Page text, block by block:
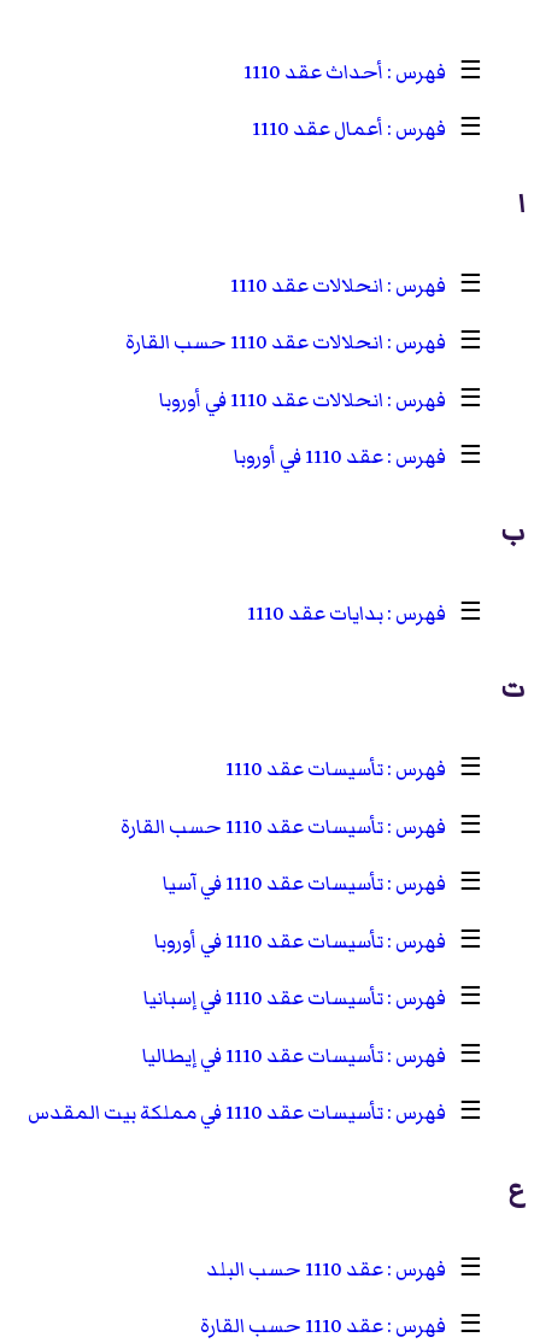
☰
أحداث عقد 1110
☰
أعمال عقد 1110
ا
☰
انحلالات عقد 1110
☰
انحلالات عقد 1110 حسب القارة
☰
انحلالات عقد 1110 في أوروبا
☰
عقد 1110 في أوروبا
ب
☰ بدايات عقد 1110
ت
☰
تأسيسات عقد 1110
☰
تأسيسات عقد 1110 حسب القارة
☰
تأسيسات عقد 1110 في آسيا
☰
تأسيسات عقد 1110 في أوروبا
☰
تأسيسات عقد 1110 في إسبانيا
☰
تأسيسات عقد 1110 في إيطاليا
☰
تأسيسات عقد 1110 في مملكة بيت المقدس
ع
☰
عقد 1110 حسب البلد
☰
عقد 1110 حسب القارة